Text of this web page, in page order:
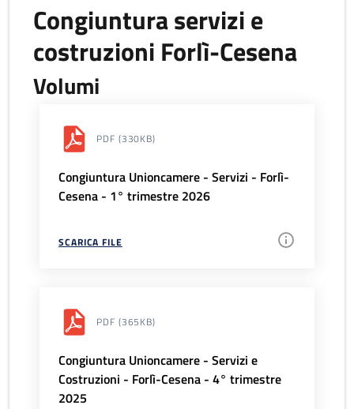
Congiuntura servizi e
costruzioni Forlì-Cesena
Volumi
PDF (330KB)
Congiuntura Unioncamere - Servizi - Forlì-
Cesena - 1° trimestre 2026
SCARICA FILE
PDF (365KB)
Congiuntura Unioncamere - Servizi e
Costruzioni - Forlì-Cesena - 4° trimestre
2025